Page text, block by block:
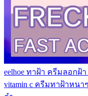
eelhoe ทาฝ้า ครีมลอกฝ้
vitamin c ครีมทาฝ้าหน